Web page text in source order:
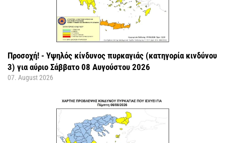
Προσοχή! - Υψηλός κίνδυνος πυρκαγιάς (κατηγορία κινδύνου
3) για αύριο Σάββατο 08 Αυγούστου 2026
07. August 2026